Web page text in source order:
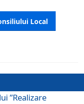
Local
”Realizare